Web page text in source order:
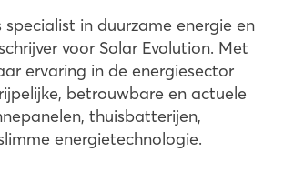
specialist in duurzame energie en
voor Solar Evolution. Met
ervaring in de energiesector
betrouwbare en actuele
thuisbatterijen,
energietechnologie.